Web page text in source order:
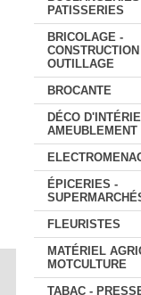
PATISSERIES
BRICOLAGE -
OUTILLAGE
BROCANTE
DÉCO
AMEUBLEMENT
ÉPICERIES -
FLEURISTES
MATÉRIEL
MOTCULTURE
TABAC -